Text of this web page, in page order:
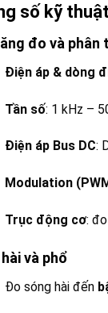
số kỹ
đo và phân
Điện áp & dòng
Tần số: 1 kHz –
Điện áp Bus DC:
Modulation
Trục động cơ:
và phổ
Đo sóng hài đến